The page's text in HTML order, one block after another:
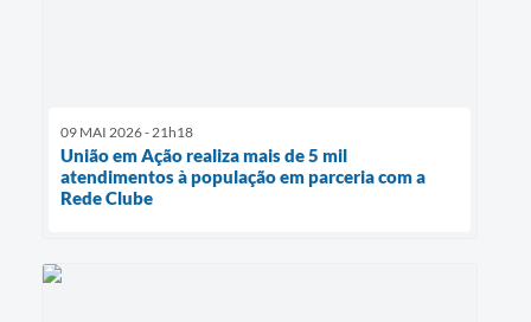
09 MAI 2026 - 21h18
União em Ação realiza mais de 5 mil
atendimentos à população em parceria com a
Rede Clube